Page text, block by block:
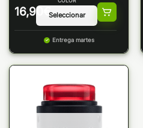
16,90 €
Entrega martes